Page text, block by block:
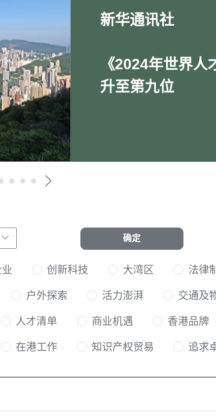
新华通讯社
《2024年世界人
升至第九位
确定
创新科技 大湾区 法律
户外探索 活力澎湃 交通及
人才清单 商业机遇 香港品牌
在港工作 知识产权贸易 追求